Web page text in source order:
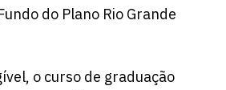
do Plano Rio Grande
o curso de graduação